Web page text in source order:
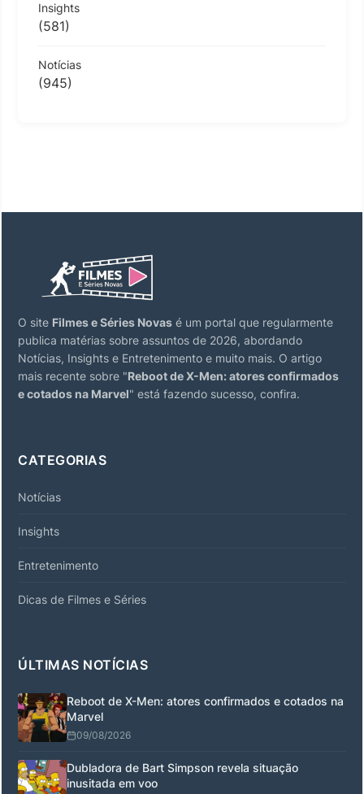
Insights
(581)
Notícias
(945)
O site Filmes e Séries Novas é um portal que regularmente
publica matérias sobre assuntos de 2026, abordando
Notícias, Insights e Entretenimento e muito mais. O artigo
mais recente sobre "Reboot de X-Men: atores confirmados
e cotados na Marvel" está fazendo sucesso, confira.
CATEGORIAS
Notícias
Insights
Entretenimento
Dicas de Filmes e Séries
ÚLTIMAS NOTÍCIAS
Reboot de X-Men: atores confirmados e cotados na
Marvel
09/08/2026
Dubladora de Bart Simpson revela situação
inusitada em voo